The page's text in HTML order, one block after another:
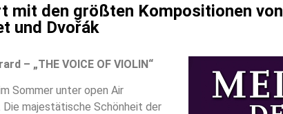
mit den größten Kompositionen von
und Dvořák
– „THE VOICE OF VIOLIN“
Sommer unter open Air
Die majestätische Schönheit der